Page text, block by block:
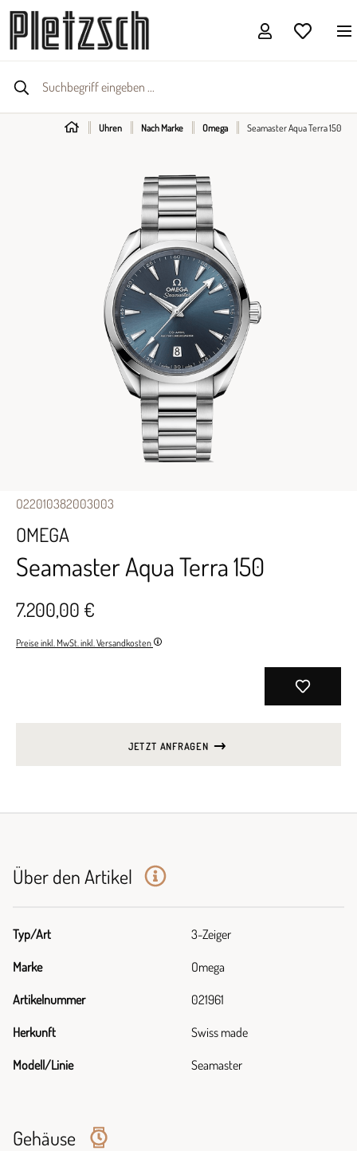
Uhren Nach Marke Omega Seamaster Aqua Terra 150
O22010382003003
OMEGA
Seamaster Aqua Terra 150
7.200,00 €
Preise inkl. MwSt. inkl. Versandkosten
JETZT ANFRAGEN
Über den Artikel
Typ/Art 3-Zeiger
Marke Omega
Artikelnummer 021961
Herkunft Swiss made
Modell/Linie Seamaster
Gehäuse